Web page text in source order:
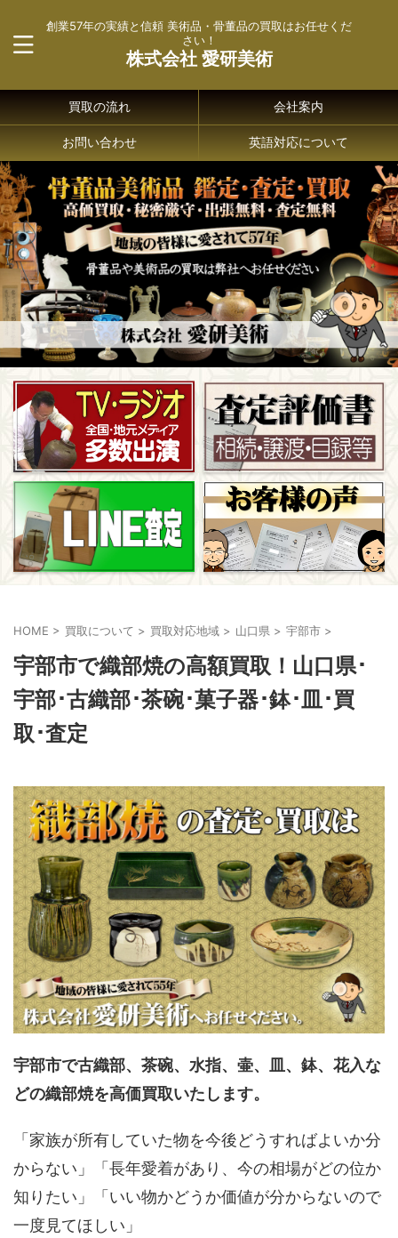
創業57年の実績と信頼 美術品・骨董品の買取はお任せくだ
さい！
株式会社 愛研美術
買取の流れ 会社案内
お問い合わせ 英語対応について
HOME > 買取について > 買取対応地域 > 山口県 > 宇部市 >
宇部市で織部焼の高額買取！山口県･
宇部･古織部･茶碗･菓子器･鉢･皿･買
取･査定
宇部市で古織部、茶碗、水指、壷、皿、鉢、花入な
どの織部焼を高価買取いたします。
「家族が所有していた物を今後どうすればよいか分
からない」「長年愛着があり、今の相場がどの位か
知りたい」「いい物かどうか価値が分からないので
一度見てほしい」